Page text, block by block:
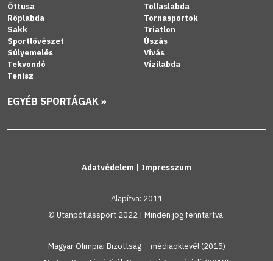
Öttusa
Röplabda
Sakk
Sportlövészet
Súlyemelés
Tekvondó
Tenisz
Tollaslabda
Tornasportok
Triatlon
Úszás
Vívás
Vízilabda
EGYÉB SPORTÁGAK »
Adatvédelem | Impresszum
Alapítva: 2011
© Utanpótlássport 2022 | Minden jog fenntartva.
Magyar Olimpiai Bizottság – médiaoklevél (2015)